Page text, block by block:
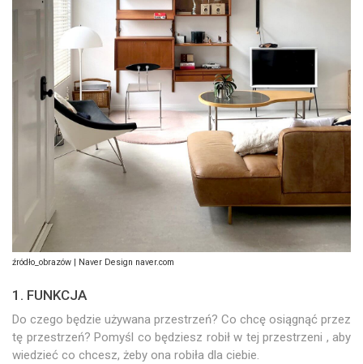
źródło_obrazów | Naver Design naver.com
1. FUNKCJA
Do czego będzie używana przestrzeń? Co chcę osiągnąć przez
tę przestrzeń? Pomyśl co będziesz robił w tej przestrzeni , aby
wiedzieć co chcesz, żeby ona robiła dla ciebie.